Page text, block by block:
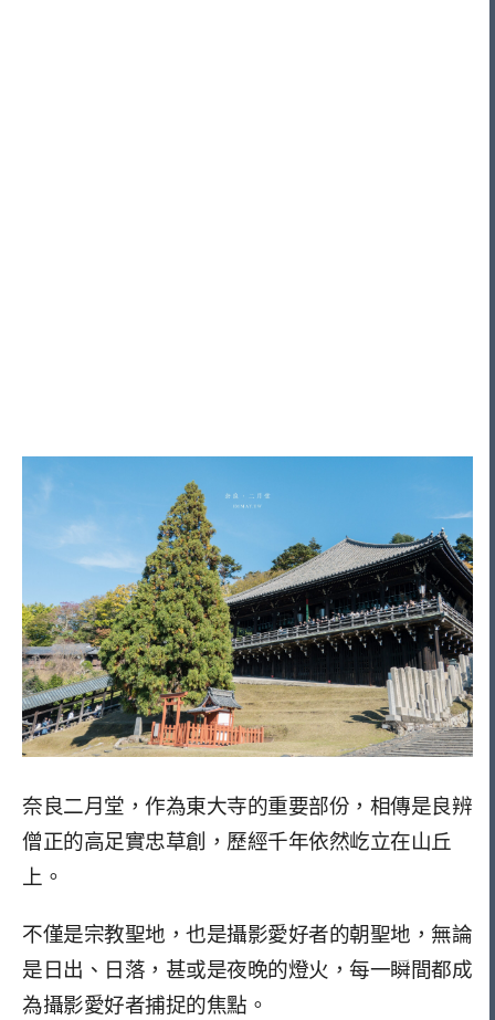
奈良二月堂，作為東大寺的重要部份，相傳是良辨
僧正的高足實忠草創，歷經千年依然屹立在山丘
上。
不僅是宗教聖地，也是攝影愛好者的朝聖地，無論
是日出、日落，甚或是夜晚的燈火，每一瞬間都成
為攝影愛好者捕捉的焦點。